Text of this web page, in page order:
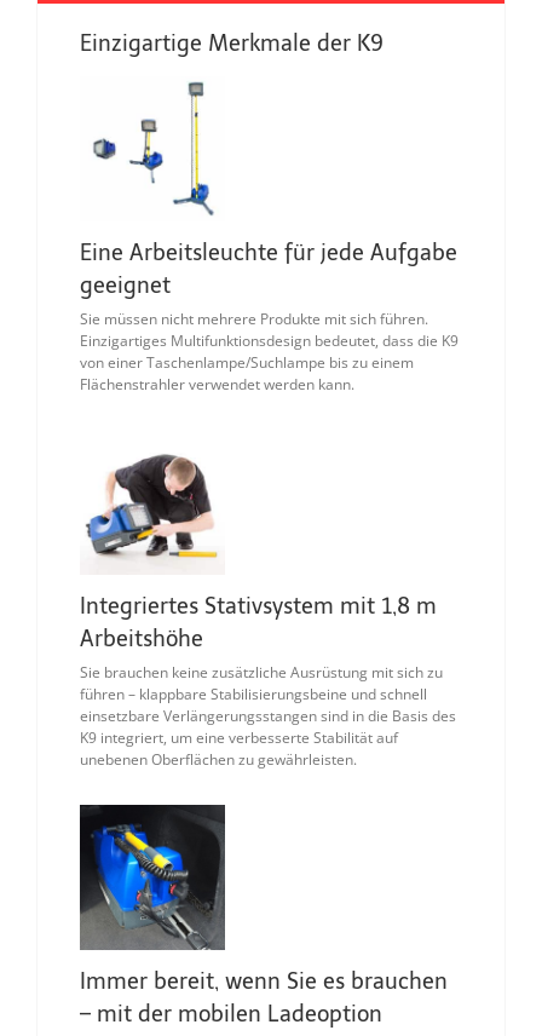
Einzigartige Merkmale der K9
Eine Arbeitsleuchte für jede Aufgabe
geeignet
Sie müssen nicht mehrere Produkte mit sich führen.
Einzigartiges Multifunktionsdesign bedeutet, dass die K9
von einer Taschenlampe/Suchlampe bis zu einem
Flächenstrahler verwendet werden kann.
Integriertes Stativsystem mit 1,8 m
Arbeitshöhe
Sie brauchen keine zusätzliche Ausrüstung mit sich zu
führen – klappbare Stabilisierungsbeine und schnell
einsetzbare Verlängerungsstangen sind in die Basis des
K9 integriert, um eine verbesserte Stabilität auf
unebenen Oberflächen zu gewährleisten.
Immer bereit, wenn Sie es brauchen
– mit der mobilen Ladeoption